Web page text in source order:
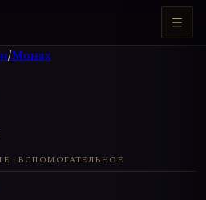
/Монах
· ВСПОМОГАТЕЛЬНОЕ